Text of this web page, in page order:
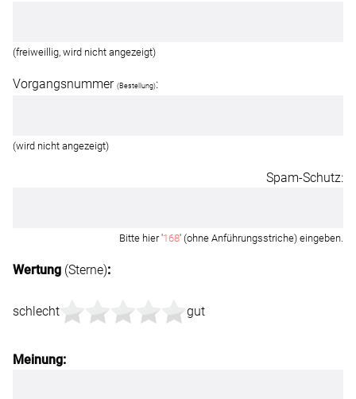
(freiweillig, wird nicht angezeigt)
Vorgangsnummer (Bestellung):
(wird nicht angezeigt)
Spam-Schutz:
Bitte hier '168' (ohne Anführungsstriche) eingeben.
Wertung (Sterne):
schlecht gut
Meinung: